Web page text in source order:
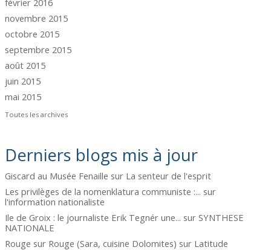
novembre 2015
octobre 2015
septembre 2015
août 2015
juin 2015
mai 2015
Toutes les archives
Derniers blogs mis à jour
Giscard au Musée Fenaille sur La senteur de l'esprit
Les privilèges de la nomenklatura communiste :... sur
l'information nationaliste
Ile de Groix : le journaliste Erik Tegnér une... surSYNTHESE
NATIONALE
Rouge sur Rouge (Sara, cuisine Dolomites) sur Latitude